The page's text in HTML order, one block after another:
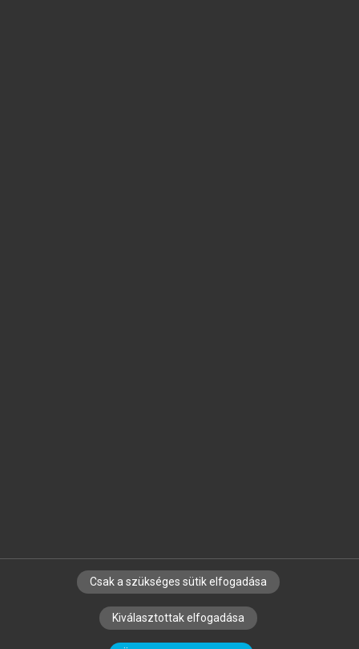
SZERZŐKNEK CÉGEKNEK KÖNYVTÁROSOKNAK
SZERKESZTÉSI ÉS LEKTORÁLÁSI ALAPELVEK
Csak a szükséges sütik elfogadása
Kiválasztottak elfogadása